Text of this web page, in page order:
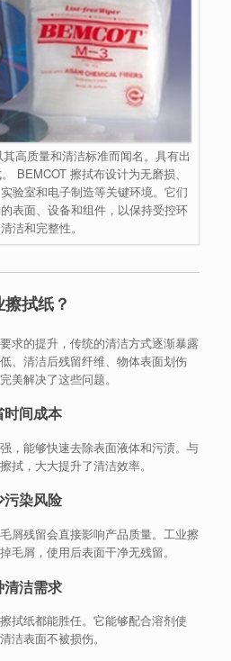
高质量和清洁标准而闻名。具有出
BEMCOT 擦拭布设计为无磨损、
验室和电子制造等关键环境。它们
表面、设备和组件，以保持受控环
洁和完整性。
拭纸？
求的提升，传统的清洁方式逐渐暴露
、清洁后残留纤维、物体表面划伤
美解决了这些问题。
时间成本
，能够快速去除表面液体和污渍。与
拭，大大提升了清洁效率。
污染风险
屑残留会直接影响产品质量。工业擦
毛屑，使用后表面干净无残留。
清洁需求
拭纸都能胜任。它能够配合溶剂使
洁表面不被损伤。